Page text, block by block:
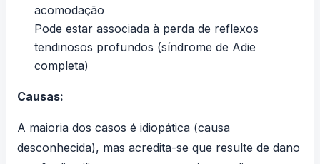
acomodação
Pode estar associada à perda de reflexos
tendinosos profundos (síndrome de Adie
completa)
Causas:
A maioria dos casos é idiopática (causa
desconhecida), mas acredita-se que resulte de dano